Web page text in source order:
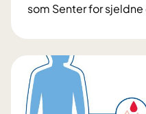
n
t
o
p
p
e
som Senter for
l
ø
d
e
r